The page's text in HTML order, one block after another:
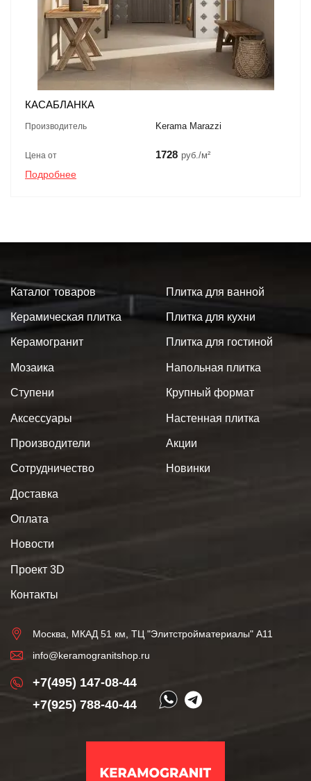
КАСАБЛАНКА
Производитель Kerama Marazzi
Цена от 1728 руб./м²
Подробнее
Каталог товаров
Керамическая плитка
Керамогранит
Мозаика
Ступени
Аксессуары
Плитка для ванной
Плитка для кухни
Плитка для гостиной
Напольная плитка
Крупный формат
Настенная плитка
Производители
Сотрудничество
Доставка
Оплата
Новости
Проект 3D
Контакты
Акции
Новинки
Москва, МКАД 51 км, ТЦ "Элитстройматериалы" А11
info@keramogranitshop.ru
+7(495) 147-08-44
+7(925) 788-40-44